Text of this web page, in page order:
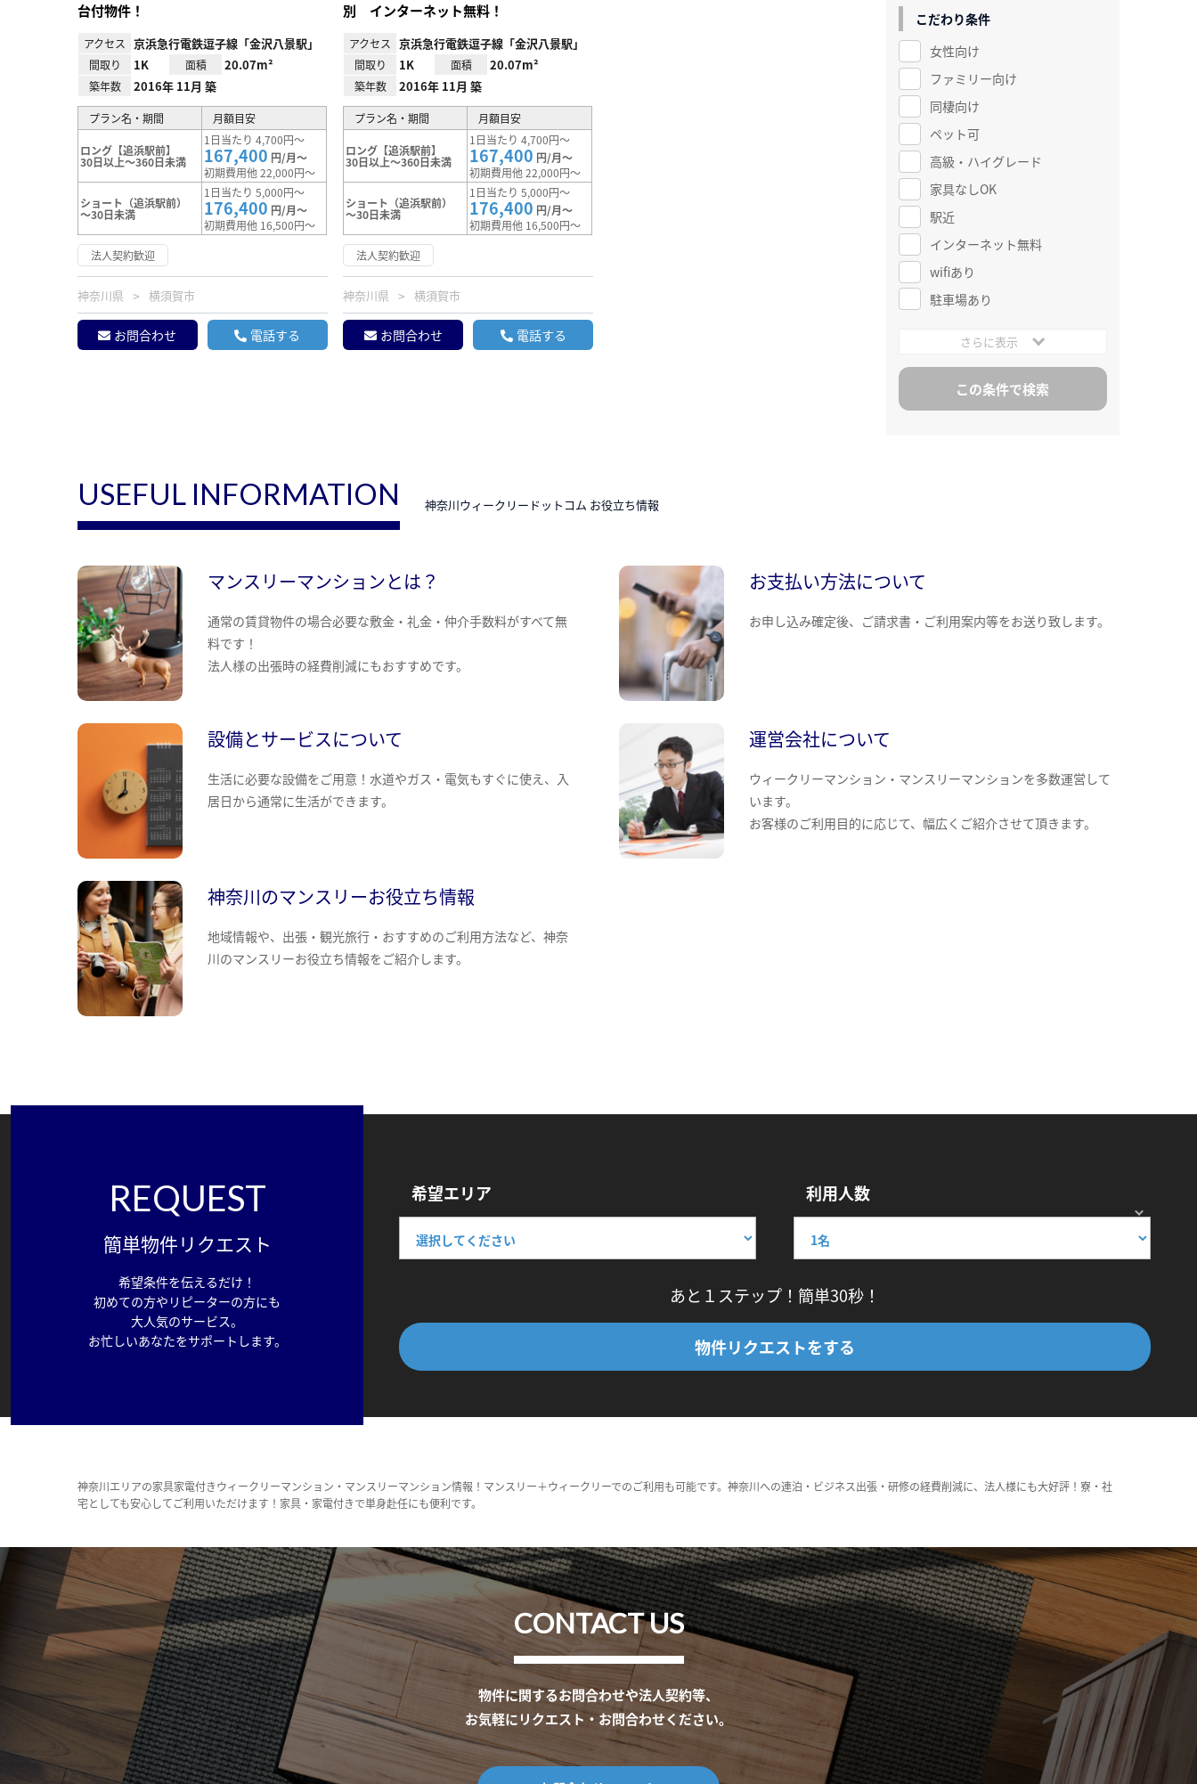
台付物件！
アクセス 京浜急行電鉄逗子線「金沢八景駅」
間取り 1K 面積 20.07m²
築年数 2016年 11月 築
プラン名・期間 月額目安
ロング【追浜駅前】
30日以上～360日未満
1日当たり 4,700円～
167,400 円/月～
初期費用他 22,000円～
ショート（追浜駅前）
～30日未満
1日当たり 5,000円～
176,400 円/月～
初期費用他 16,500円～
法人契約歓迎
神奈川県 横須賀市
お問合わせ 電話する
別 インターネット無料！
アクセス 京浜急行電鉄逗子線「金沢八景駅」
間取り 1K 面積 20.07m²
築年数 2016年 11月 築
プラン名・期間 月額目安
ロング【追浜駅前】
30日以上～360日未満
1日当たり 4,700円～
167,400 円/月～
初期費用他 22,000円～
ショート（追浜駅前）
～30日未満
1日当たり 5,000円～
176,400 円/月～
初期費用他 16,500円～
法人契約歓迎
神奈川県 横須賀市
お問合わせ 電話する
こだわり条件
女性向け
ファミリー向け
同棲向け
ペット可
高級・ハイグレード
家具なしOK
駅近
インターネット無料
wifiあり
駐車場あり
さらに表示
USEFUL INFORMATION 神奈川ウィークリードットコム お役立ち情報
マンスリーマンションとは？
通常の賃貸物件の場合必要な敷金・礼金・仲介手数料がすべて無
料です！
法人様の出張時の経費削減にもおすすめです。
お支払い方法について
お申し込み確定後、ご請求書・ご利用案内等をお送り致します。
設備とサービスについて
生活に必要な設備をご用意！水道やガス・電気もすぐに使え、入
居日から通常に生活ができます。
運営会社について
ウィークリーマンション・マンスリーマンションを多数運営して
います。
お客様のご利用目的に応じて、幅広くご紹介させて頂きます。
神奈川のマンスリーお役立ち情報
地域情報や、出張・観光旅行・おすすめのご利用方法など、神奈
川のマンスリーお役立ち情報をご紹介します。
REQUEST
簡単物件リクエスト
希望条件を伝えるだけ！
初めての方やリピーターの方にも
大人気のサービス。
お忙しいあなたをサポートします。
希望エリア 利用人数
あと１ステップ！簡単30秒！
物件リクエストをする
神奈川エリアの家具家電付きウィークリーマンション・マンスリーマンション情報！マンスリー＋ウィークリーでのご利用も可能です。神奈川への連泊・ビジネス出張・研修の経費削減に、法人様にも大好評！寮・社
宅としても安心してご利用いただけます！家具・家電付きで単身赴任にも便利です。
CONTACT US
物件に関するお問合わせや法人契約等、
お気軽にリクエスト・お問合わせください。